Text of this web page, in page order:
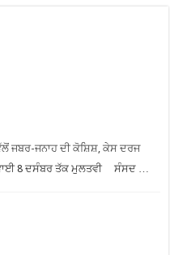
ਜਬਰ-ਜਨਾਹ ਦੀ ਕੋਸ਼ਿਸ਼, ਕੇਸ ਦਰਜ
8 ਦਸੰਬਰ ਤੱਕ ਮੁਲਤਵੀ ਸੰਸਦ …